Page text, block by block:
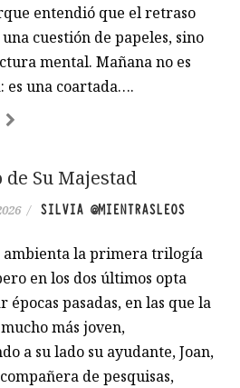
entendió que el retraso
una cuestión de papeles, sino
mental. Mañana no es
es una coartada….
de Su Majestad
/ SILVIA @MIENTRASLEOS
ambienta la primera trilogía
en los dos últimos opta
épocas pasadas, en las que la
más joven,
a su lado su ayudante, Joan,
de pesquisas,